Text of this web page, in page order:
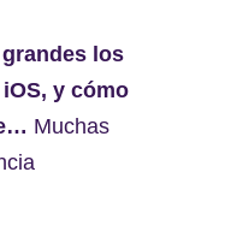
los
y cómo
Muchas